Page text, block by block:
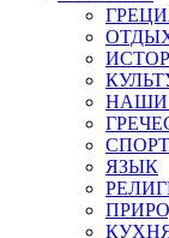
НАШИ
СПОРТ
ЯЗЫК